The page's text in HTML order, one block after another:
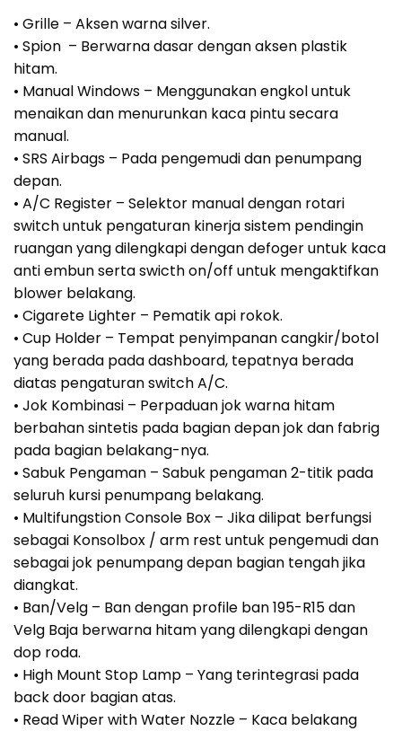
• Grille – Aksen warna silver.
• Spion – Berwarna dasar dengan aksen plastik
hitam.
• Manual Windows – Menggunakan engkol untuk
menaikan dan menurunkan kaca pintu secara
manual.
• SRS Airbags – Pada pengemudi dan penumpang
depan.
• A/C Register – Selektor manual dengan rotari
switch untuk pengaturan kinerja sistem pendingin
ruangan yang dilengkapi dengan defoger untuk kaca
anti embun serta swicth on/off untuk mengaktifkan
blower belakang.
• Cigarete Lighter – Pematik api rokok.
• Cup Holder – Tempat penyimpanan cangkir/botol
yang berada pada dashboard, tepatnya berada
diatas pengaturan switch A/C.
• Jok Kombinasi – Perpaduan jok warna hitam
berbahan sintetis pada bagian depan jok dan fabrig
pada bagian belakang-nya.
• Sabuk Pengaman – Sabuk pengaman 2-titik pada
seluruh kursi penumpang belakang.
• Multifungstion Console Box – Jika dilipat berfungsi
sebagai Konsolbox / arm rest untuk pengemudi dan
sebagai jok penumpang depan bagian tengah jika
diangkat.
• Ban/Velg – Ban dengan profile ban 195-R15 dan
Velg Baja berwarna hitam yang dilengkapi dengan
dop roda.
• High Mount Stop Lamp – Yang terintegrasi pada
back door bagian atas.
• Read Wiper with Water Nozzle – Kaca belakang